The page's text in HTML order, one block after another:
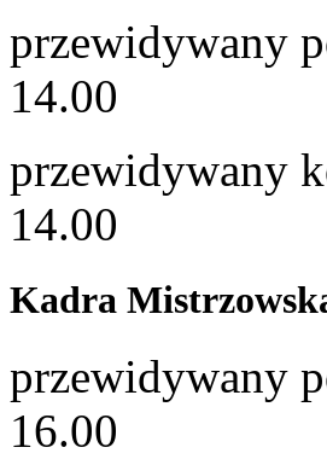
przewidywany
14.00
przewidywany
14.00
Kadra
przewidywany
16.00